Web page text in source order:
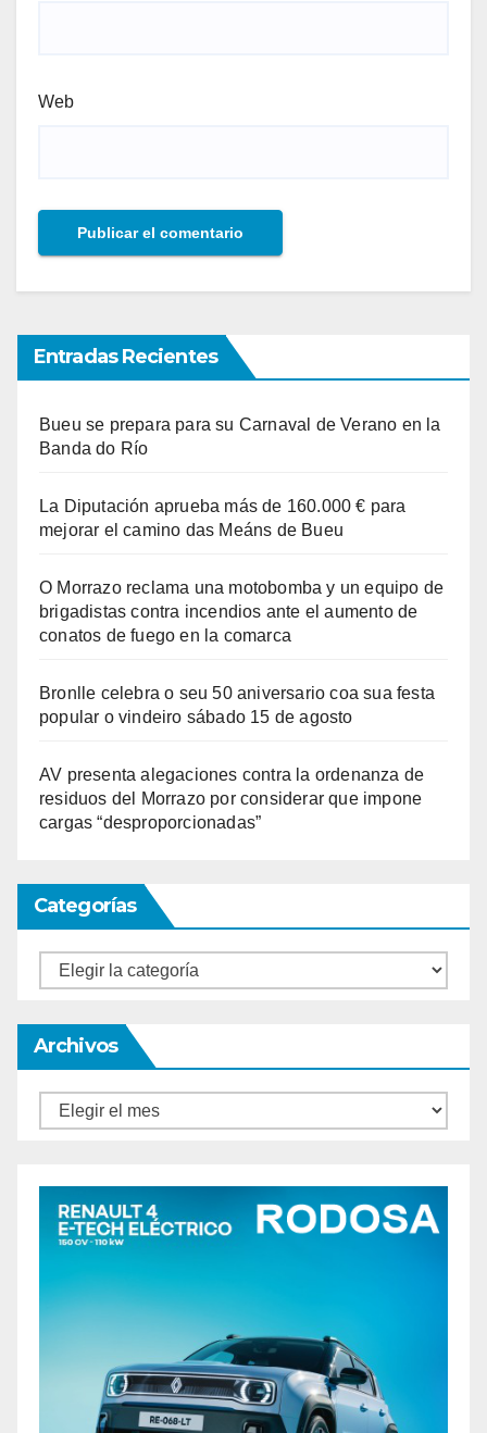
Web
Entradas Recientes
Bueu se prepara para su Carnaval de Verano en la
Banda do Río
La Diputación aprueba más de 160.000 € para
mejorar el camino das Meáns de Bueu
O Morrazo reclama una motobomba y un equipo de
brigadistas contra incendios ante el aumento de
conatos de fuego en la comarca
Bronlle celebra o seu 50 aniversario coa sua festa
popular o vindeiro sábado 15 de agosto
AV presenta alegaciones contra la ordenanza de
residuos del Morrazo por considerar que impone
cargas “desproporcionadas”
Categorías
Categorías
Archivos
Archivos